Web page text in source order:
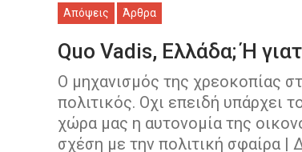
Απόψεις Άρθρα
Quo Vadis, Ελλάδα; Ή
Ο μηχανισμός της χρεοκοπίας
πολιτικός. Οχι επειδή υπάρχει
χώρα μας η αυτονομία της
σχέση με την πολιτική σφαίρα |